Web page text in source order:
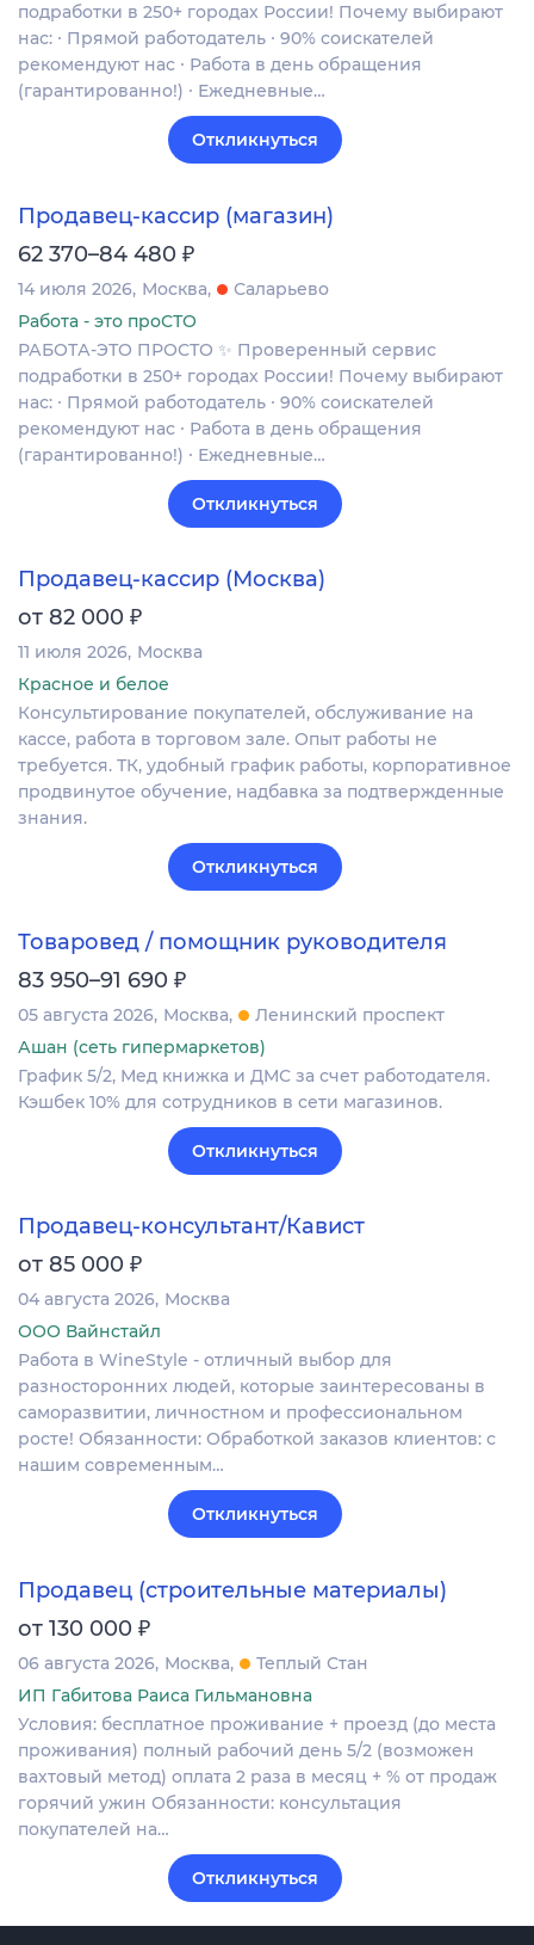
подработки в 250+ городах России! Почему выбирают
нас: ∙ Прямой работодатель ∙ 90% соискателей
рекомендуют нас ∙ Работа в день обращения
(гарантированно!) ∙ Ежедневные…
Откликнуться
Продавец-кассир (магазин)
62 370–84 480 ₽
14 июля 2026 Москва
Саларьево
Работа - это проСТО
РАБОТА-ЭТО ПРОСТО ✨ Проверенный сервис
подработки в 250+ городах России! Почему выбирают
нас: ∙ Прямой работодатель ∙ 90% соискателей
рекомендуют нас ∙ Работа в день обращения
(гарантированно!) ∙ Ежедневные…
Откликнуться
Продавец-кассир (Москва)
от 82 000 ₽
11 июля 2026 Москва
Красное и белое
Консультирование покупателей, обслуживание на
кассе, работа в торговом зале. Опыт работы не
требуется. ТК, удобный график работы, корпоративное
продвинутое обучение, надбавка за подтвержденные
знания.
Откликнуться
Товаровед / помощник руководителя
83 950–91 690 ₽
05 августа 2026 Москва
Ленинский проспект
Ашан (сеть гипермаркетов)
График 5/2, Мед книжка и ДМС за счет работодателя.
Кэшбек 10% для сотрудников в сети магазинов.
Откликнуться
Продавец-консультант/Кавист
от 85 000 ₽
04 августа 2026 Москва
ООО Вайнстайл
Работа в WineStyle - отличный выбор для
разносторонних людей, которые заинтересованы в
саморазвитии, личностном и профессиональном
росте! Обязанности: Обработкой заказов клиентов: с
нашим современным…
Откликнуться
Продавец (строительные материалы)
от 130 000 ₽
06 августа 2026 Москва
Теплый Стан
ИП Габитова Раиса Гильмановна
Условия: бесплатное проживание + проезд (до места
проживания) полный рабочий день 5/2 (возможен
вахтовый метод) оплата 2 раза в месяц + % от продаж
горячий ужин Обязанности: консультация
покупателей на…
Откликнуться